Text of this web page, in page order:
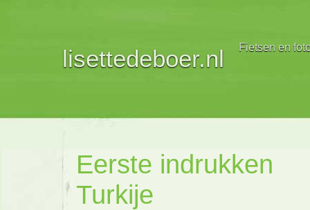
lisettedeboer.nl Fietsen en
Eerste indrukken
Turkije